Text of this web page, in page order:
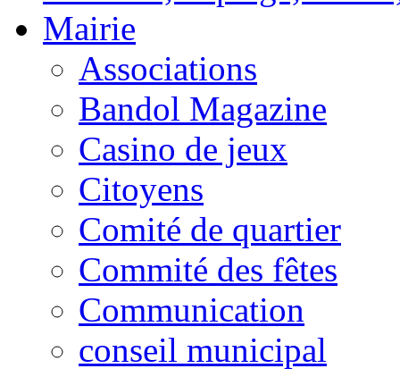
Mairie
Associations
Bandol Magazine
Casino de jeux
Citoyens
Comité de quartier
Commité des fêtes
Communication
conseil municipal